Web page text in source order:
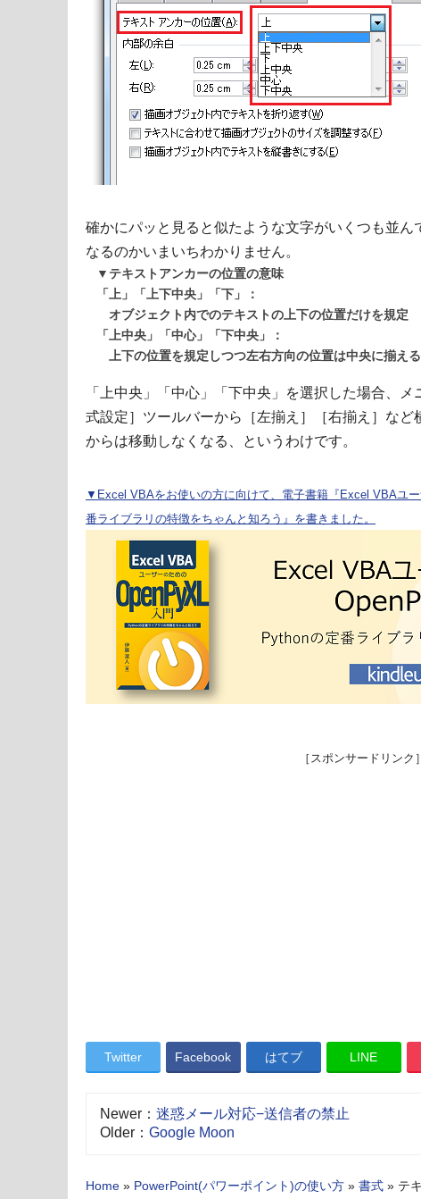
確かにパッと見ると似たような文字がいくつも並ん
なるのかいまいちわかりません。
▼テキストアンカーの位置の意味
「上」「上下中央」「下」：
オブジェクト内でのテキストの上下の位置だけを規定
「上中央」「中心」「下中央」：
上下の位置を規定しつつ左右方向の位置は中央に揃える
「上中央」「中心」「下中央」を選択した場合、
式設定］ツールバーから［左揃え］［右揃え］など
からは移動しなくなる、というわけです。
▼Excel VBAをお使いの方に向けて、電子書籍『Excel VBAユ
番ライブラリの特徴をちゃんと知ろう』を書きました。
［スポンサードリンク］
Twitter Facebook はてブ LINE
Newer： 迷惑メール対応−送信者の禁止
Older： Google Moon
Home » PowerPoint(パワーポイント)の使い方 » 書式 » テ